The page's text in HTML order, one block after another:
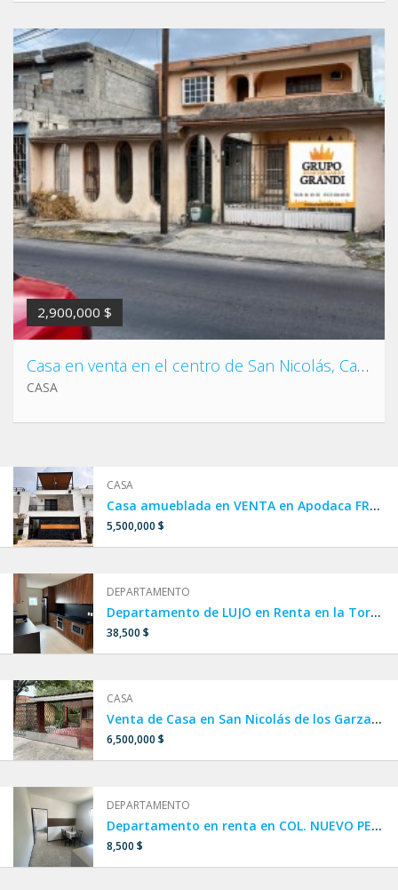
2,900,000 $
Casa en venta en el centro de San Nicolás, Casa a media cuadra de Arturo B de la Garza.
CASA
CASA
Casa amueblada en VENTA en Apodaca FRENTE A ALBERCA, CASA CLUB Y PARQUE.
5,500,000 $
DEPARTAMENTO
Departamento de LUJO en Renta en la Torre MÁS ALTA DE LATINOAMERICA, en Col. Obispado, Monterrey
38,500 $
CASA
Venta de Casa en San Nicolás de los Garza, Col. Villa Universidad cerca de Av. Universidad, lista para habitar.
6,500,000 $
DEPARTAMENTO
Departamento en renta en COL. NUEVO PERIFÉRICO / ITURBIDE, SAN NICOLÁS DE LOS GARZA
8,500 $